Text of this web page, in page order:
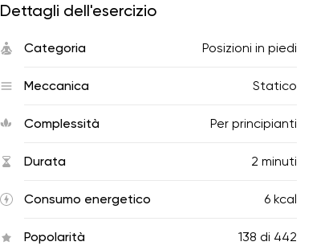
Dettagli dell'esercizio
Categoria Posizioni in piedi
Meccanica Statico
Complessità Per principianti
Durata 2 minuti
Consumo energetico 6 kcal
Popolarità 138 di 442